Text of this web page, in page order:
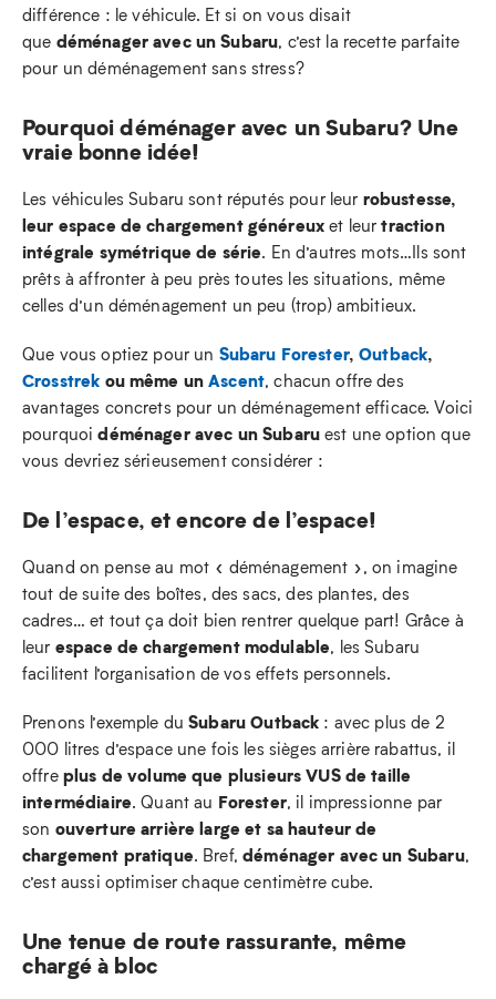
différence : le véhicule. Et si on vous disait
que déménager avec un Subaru, c’est la recette parfaite
pour un déménagement sans stress?
Pourquoi déménager avec un Subaru? Une
vraie bonne idée!
Les véhicules Subaru sont réputés pour leur robustesse,
leur espace de chargement généreux et leurtraction
intégrale symétrique de série. En d’autres mots…Ils sont
prêts à affronter à peu près toutes les situations, même
celles d’un déménagement un peu (trop) ambitieux.
Que vous optiez pour un Subaru Forester,Outback,
Crosstrek ou même unAscent, chacun offre des
avantages concrets pour un déménagement efficace. Voici
pourquoidéménager avec un Subaruest une option que
vous devriez sérieusement considérer :
De l’espace, et encore de l’espace!
Quand on pense au mot « déménagement », on imagine
tout de suite des boîtes, des sacs, des plantes, des
cadres… et tout ça doit bien rentrer quelque part! Grâce à
leur espace de chargement modulable, les Subaru
facilitent l’organisation de vos effets personnels.
Prenons l’exemple duSubaru Outback : avec plus de 2
000 litres d’espace une fois les sièges arrière rabattus, il
offre plus de volume que plusieurs VUS de taille
intermédiaire. Quant au Forester, il impressionne par
son ouverture arrière large et sa hauteur de
chargement pratique. Bref,déménager avec un Subaru,
c’est aussi optimiser chaque centimètre cube.
Une tenue de route rassurante, même
chargé à bloc